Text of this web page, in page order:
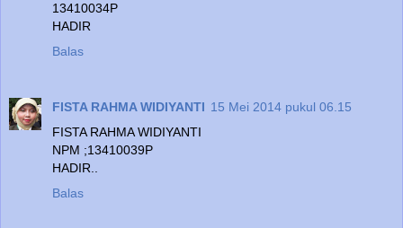
13410034P
HADIR
Balas
FISTA RAHMA WIDIYANTI 15 Mei 2014 pukul 06.15
FISTA RAHMA WIDIYANTI
NPM ;13410039P
HADIR..
Balas